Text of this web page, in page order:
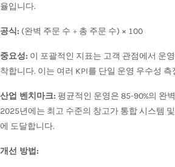
율입니다.
공식: (완벽 주문 수 ÷ 총 주문 수) × 100
중요성: 이 포괄적인 지표는 고객 관점에서 운
착합니다. 이는 여러 KPI를 단일 운영 우수성
산업 벤치마크: 평균적인 운영은 85-90%의 완
2025년에는 최고 수준의 창고가 통합 시스템
에 도달합니다.
개선 방법: